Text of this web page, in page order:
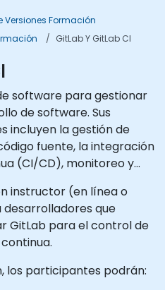
Versiones Formación
GitLab Y GitLab CI
software para gestionar
de software. Sus
incluyen la gestión de
fuente, la integración
(CI/CD), monitoreo y
instructor (en línea o
que
GitLab para el control de
los participantes podrán: